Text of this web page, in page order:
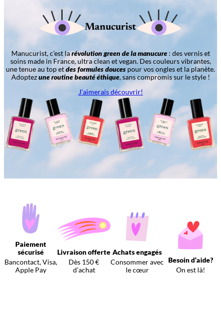
Manucurist
Manucurist, c’est larévolution green de la manucure: des vernis et
soins made in France, ultra clean et vegan. Des couleurs vibrantes,
une tenue au top etdes formules douces pour vos ongles et la planète.
Adoptezune routine beauté éthique, sans compromis sur le style !
J’aimerais découvrir!
Paiement
sécurisé
Bancontact, Visa,
Apple Pay
Livraison offerte
Dès 150 €
d’achat
Achats engagés
Consommer avec
le cœur
Besoin d’aide?
On est là!